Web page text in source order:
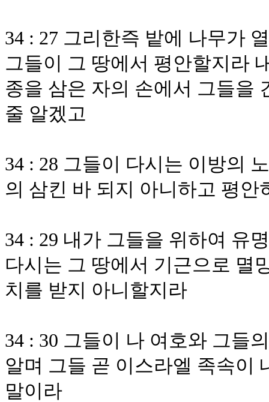
34 : 27 그리한즉 밭에 나무가
그들이 그 땅에서 평안할지라
종을 삼은 자의 손에서 그들을
줄 알겠고
34 : 28 그들이 다시는 이방의
의 삼킨 바 되지 아니하고 평
34 : 29 내가 그들을 위하여 유
다시는 그 땅에서 기근으로 멸
치를 받지 아니할지라
34 : 30 그들이 나 여호와 그들
알며 그들 곧 이스라엘 족속이
말이라